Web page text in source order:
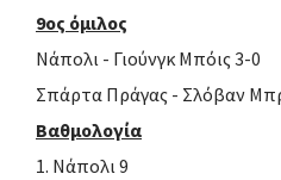
9ος όμιλος
Νάπολι - Γιούνγκ Μπόις 3-0
Σπάρτα Πράγας - Σλόβαν
Βαθμολογία
1. Νάπολι 9